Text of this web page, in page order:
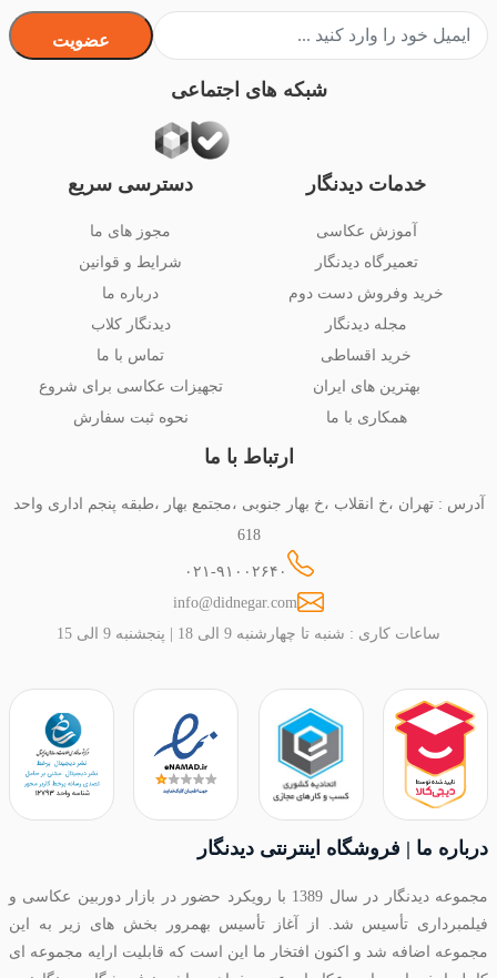
خدمات دیدنگار
آموزش عکاسی
تعمیرگاه دیدنگار
خرید وفروش دست دوم
مجله دیدنگار
خرید اقساطی
بهترین های ایران
همکاری با ما
دسترسی سریع
مجوز های ما
شرایط و قوانین
درباره ما
دیدنگار کلاب
تماس با ما
تجهیزات عکاسی برای شروع
نحوه ثبت سفارش
ارتباط با ما
آدرس : تهران ،خ انقلاب ،خ بهار جنوبی ،مجتمع بهار ،طبقه پنجم اداری واحد
618
۰۲۱-۹۱۰۰۲۶۴۰
info@didnegar.com
ساعات کاری : شنبه تا چهارشنبه 9 الی 18 | پنجشنبه 9 الی 15
عضویت
شبکه های اجتماعی
درباره ما | فروشگاه اینترنتی دیدنگار
مجموعه دیدنگار در سال 1389 با رویکرد حضور در بازار دوربین عکاسی و
فیلمبرداری تأسیس شد. از آغاز تأسیس بهمرور بخش های زیر به این
مجموعه اضافه شد و اکنون افتخار ما این است که قابلیت ارایه مجموعه ای